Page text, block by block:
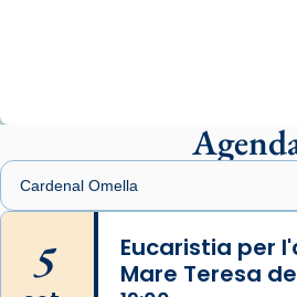
presidit aquest 27 de juliol
Santes de Mataró.
🔗
📸 J. Merino
Photo
5
Eucaristia per
Mare Teresa